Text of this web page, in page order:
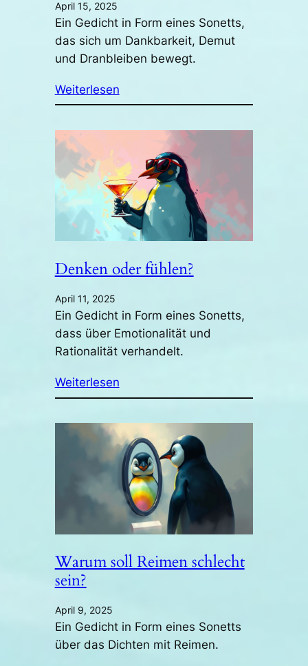
April 15, 2025
Ein Gedicht in Form eines Sonetts,
das sich um Dankbarkeit, Demut
und Dranbleiben bewegt.
Weiterlesen
Denken oder fühlen?
April 11, 2025
Ein Gedicht in Form eines Sonetts,
dass über Emotionalität und
Rationalität verhandelt.
Weiterlesen
Warum soll Reimen schlecht
sein?
April 9, 2025
Ein Gedicht in Form eines Sonetts
über das Dichten mit Reimen.